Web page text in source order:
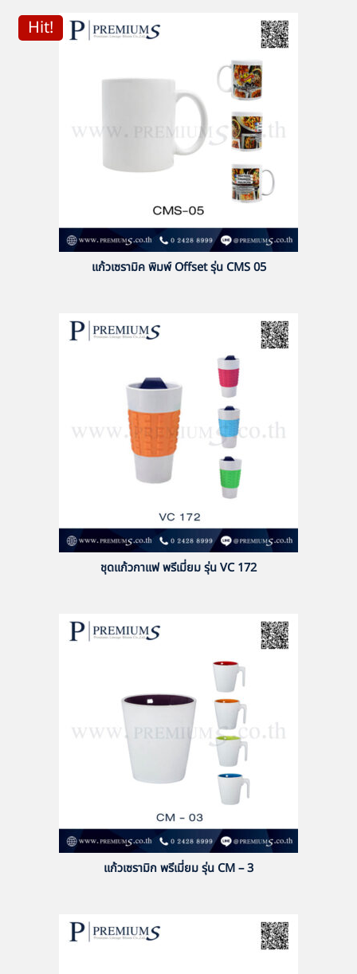
Hit!
แก้วเซรามิค พิมพ์ Offset รุ่น CMS 05
ชุดแก้วกาแฟ พรีเมี่ยม รุ่น VC 172
แก้วเซรามิก พรีเมี่ยม รุ่น CM – 3